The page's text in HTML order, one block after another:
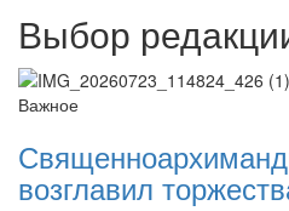
Выбор
Важное
возглавил